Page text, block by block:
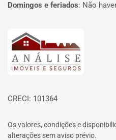
Domingos e feriados: Não
Página inicial
CRECI: 101364
Os valores, condições e
alterações sem aviso prévio.